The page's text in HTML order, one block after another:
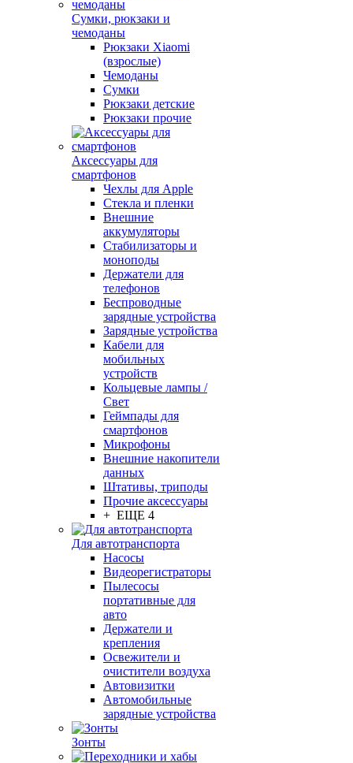
Сумки, рюкзаки и
чемоданы
Рюкзаки Xiaomi
(взрослые)
Чемоданы
Сумки
Рюкзаки детские
Рюкзаки прочие
Аксессуары для
смартфонов
Чехлы для Apple
Стекла и пленки
Внешние
аккумуляторы
Стабилизаторы и
моноподы
Держатели для
телефонов
Беспроводные
зарядные устройства
Зарядные устройства
Кабели для
мобильных
устройств
Кольцевые лампы /
Свет
Геймпады для
смартфонов
Микрофоны
Внешние накопители
данных
Штативы, триподы
Прочие аксессуары
+ ЕЩЕ 4
Для автотранспорта
Насосы
Видеорегистраторы
Пылесосы
портативные для
авто
Держатели и
крепления
Освежители и
очистители воздуха
Автовизитки
Автомобильные
зарядные устройства
Зонты